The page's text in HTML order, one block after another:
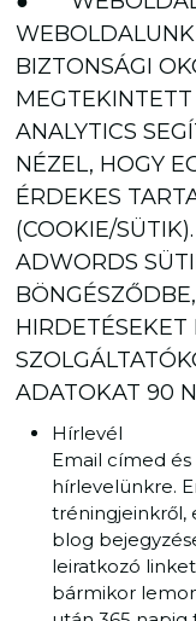
BIZTONSÁGI
ANALYTICS
NÉZEL, HOGY
ÉRDEKES
(COOKIE/
ADWORDS
HIRDETÉSEKET
ADATOKAT 90
Hírlevél
Email címed
hírlevelünkre.
tréningjeinkről,
blog
leiratkozó
bármikor